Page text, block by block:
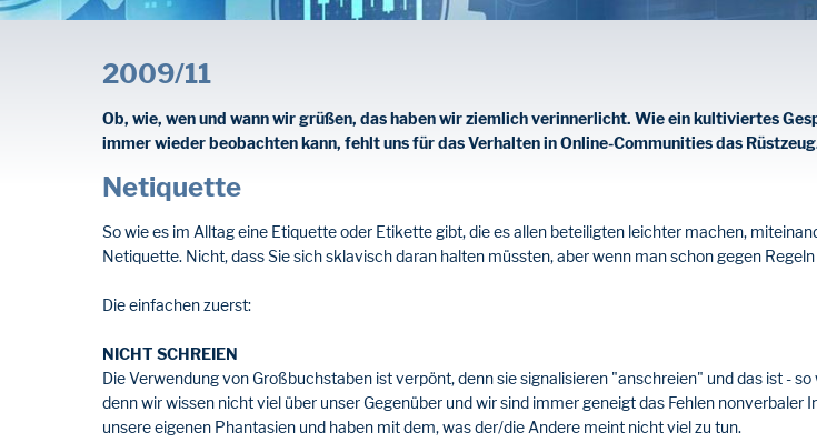
2009/11
Ob, wie, wen und wann wir grüßen, das haben wir ziemlich verinnerlicht. Wie ein kultiviertes
immer wieder beobachten kann, fehlt uns für das Verhalten in Online-Communities das
Netiquette
So wie es im Alltag eine Etiquette oder Etikette gibt, die es allen beteiligten leichter machen,
Netiquette. Nicht, dass Sie sich sklavisch daran halten müssten, aber wenn man schon gegen
Die einfachen zuerst:
NICHT SCHREIEN
Die Verwendung von Großbuchstaben ist verpönt, denn sie signalisieren "anschreien" und das ist -
denn wir wissen nicht viel über unser Gegenüber und wir sind immer geneigt das Fehlen
unsere eigenen Phantasien und haben mit dem, was der/die Andere meint nicht viel zu tun.